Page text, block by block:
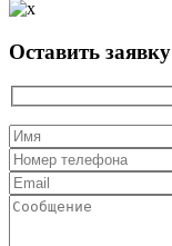
Оставить заявку